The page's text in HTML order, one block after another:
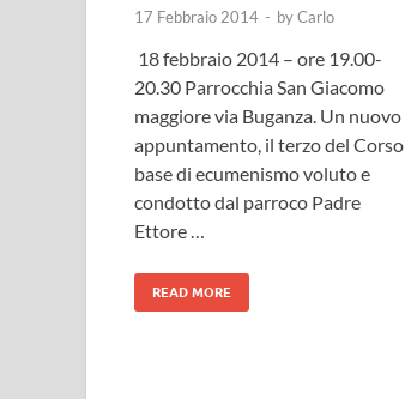
17 Febbraio 2014 - byCarlo
18 febbraio 2014 – ore 19.00-
20.30 Parrocchia San Giacomo
maggiore via Buganza. Un nuovo
appuntamento, il terzo del Corso
base di ecumenismo voluto e
condotto dal parroco Padre
Ettore …
READ MORE